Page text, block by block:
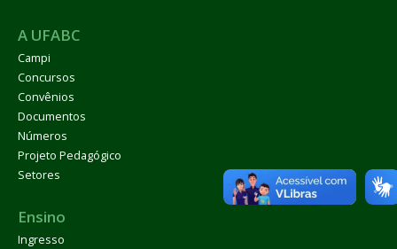
A UFABC
Campi
Concursos
Convênios
Documentos
Números
Projeto Pedagógico
Setores
Ensino
Ingresso